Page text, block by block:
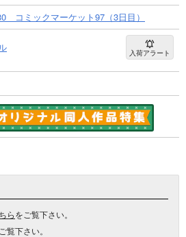
コミックマーケット97（3日目）
入荷アラート
らをご覧下さい。
覧下さい。